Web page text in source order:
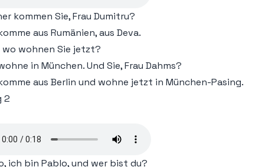
A1-1.62-(www.linie1.ir)
Linie1-A1-1.63-(www.linie1.ir)
A1-1.64-(www.linie1.ir)
Linie1-A1-1.65-(www.linie1.ir)
Linie1-A1-1.67-(www.linie1.ir)
kommen Sie, Frau Dumitru?
aus Rumänien, aus Deva.
wo wohnen Sie jetzt?
in München. Und Sie, Frau Dahms?
aus Berlin und wohne jetzt in München-Pasing.
2
ich bin Pablo, und wer bist du?